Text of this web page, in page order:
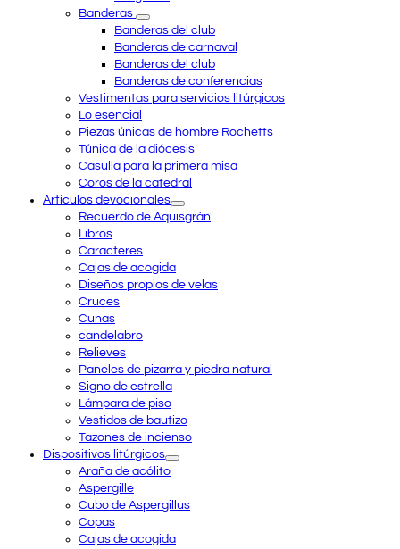
Banderas
Banderas del club
Banderas de carnaval
Banderas del club
Banderas de conferencias
Vestimentas para servicios litúrgicos
Lo esencial
Piezas únicas de hombre Rochetts
Túnica de la diócesis
Casulla para la primera misa
Coros de la catedral
Artículos devocionales
Recuerdo de Aquisgrán
Libros
Caracteres
Cajas de acogida
Diseños propios de velas
Cruces
Cunas
candelabro
Relieves
Paneles de pizarra y piedra natural
Signo de estrella
Lámpara de piso
Vestidos de bautizo
Tazones de incienso
Dispositivos litúrgicos
Araña de acólito
Aspergille
Cubo de Aspergillus
Copas
Cajas de acogida